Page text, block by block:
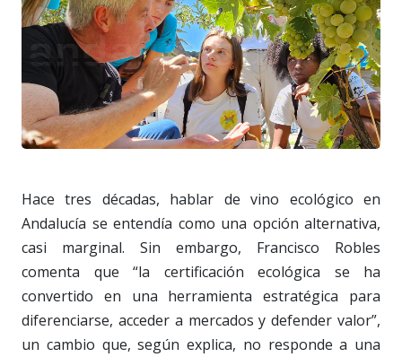
Hace tres décadas, hablar de vino ecológico en
Andalucía se entendía como una opción alternativa,
casi marginal. Sin embargo, Francisco Robles
comenta que “la certificación ecológica se ha
convertido en una herramienta estratégica para
diferenciarse, acceder a mercados y defender valor”,
un cambio que, según explica, no responde a una